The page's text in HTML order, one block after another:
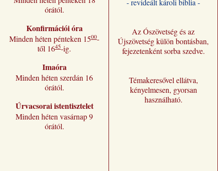
órától.
Konfirmációi óra
Minden héten pénteken 1500-
től 1645-ig.
Imaóra
Minden héten szerdán 16
órától.
Úrvacsorai istentisztelet
Minden héten vasárnap 9
órától.
- revideált károli biblia -
Az Ószövetség és az
Újszövetség külön bontásban,
fejezetenként sorba szedve.
Témakeresővel ellátva,
kényelmesen, gyorsan
használható.